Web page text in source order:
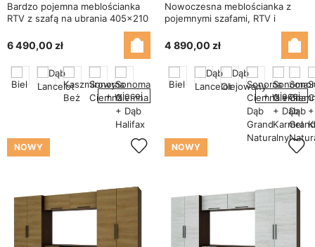
Bardzo pojemna meblościanka
RTV z szafą na ubrania 405×210
cm Kaszmirowy Beż – LENA
6 490,00 zł
+ więcej
Nowoczesna meblościanka z
pojemnymi szafami, RTV i
Sonoma Ciemna / Dąb Grand –
4 890,00 zł
+ więcej
NOWY NOWY